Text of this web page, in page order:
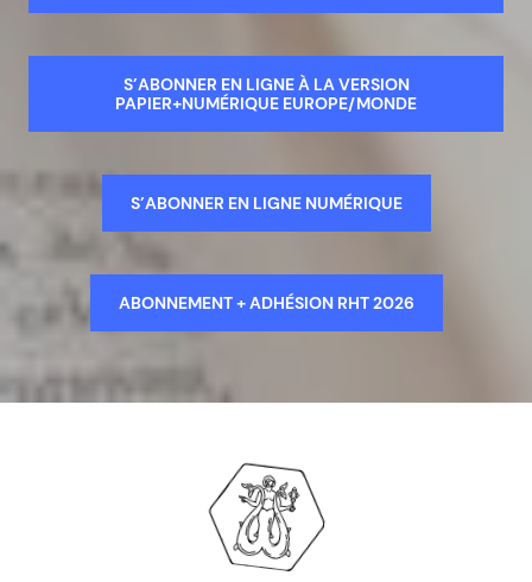
S’ABONNER EN LIGNE À LA VERSION
PAPIER+NUMÉRIQUE EUROPE/MONDE
S’ABONNER EN LIGNE NUMÉRIQUE
ABONNEMENT + ADHÉSION RHT 2026